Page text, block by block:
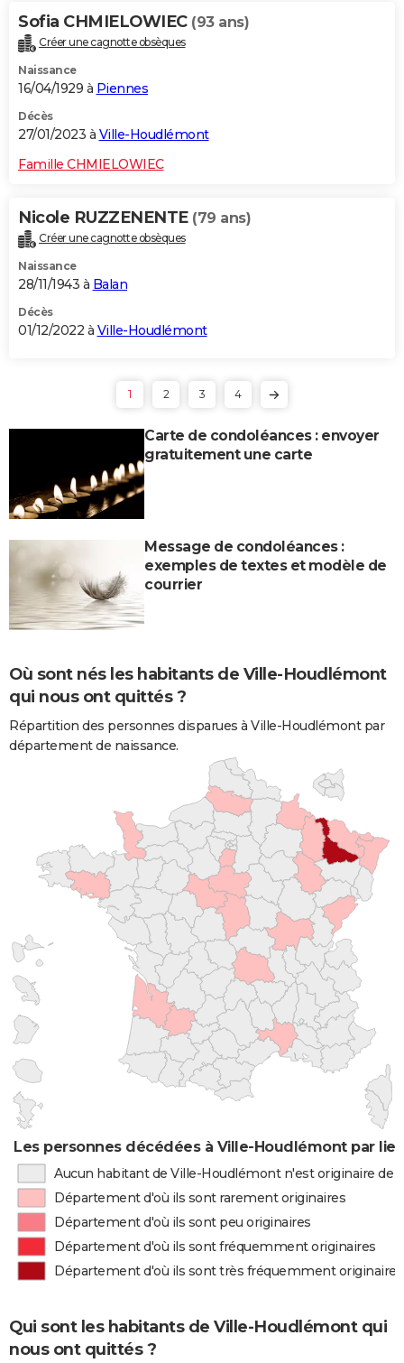
Sofia CHMIELOWIEC (93 ans)
Créer une cagnotte obsèques
Naissance
16/04/1929 à Piennes
Décès
27/01/2023 à Ville-Houdlémont
Famille CHMIELOWIEC
Nicole RUZZENENTE (79 ans)
Créer une cagnotte obsèques
Naissance
28/11/1943 à Balan
Décès
01/12/2022 à Ville-Houdlémont
1 2 3 4
Carte de condoléances : envoyer
gratuitement une carte
Message de condoléances :
exemples de textes et modèle de
courrier
Où sont nés les habitants de Ville-Houdlémont
qui nous ont quittés ?
Répartition des personnes disparues à Ville-Houdlémont par
département de naissance.
Les personnes décédées à Ville-Houdlémont par
Aucun habitant de Ville-Houdlémont n'est originaire de
Département d'où ils sont rarement originaires
Département d'où ils sont peu originaires
Département d'où ils sont fréquemment originaires
Département d'où ils sont très fréquemment originaires
Qui sont les habitants de Ville-Houdlémont qui
nous ont quittés ?